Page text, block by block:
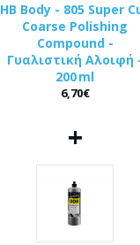
HB Body - 805 Super
Coarse Polishing
Compound -
Γυαλιστική Αλοιφή
200 ml
6,70€
+